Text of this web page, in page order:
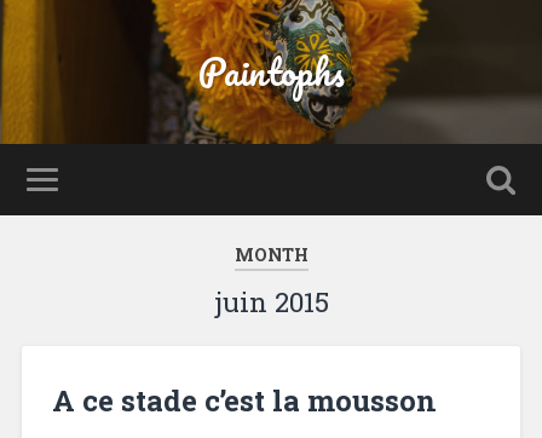
Paintophs
MONTH
juin 2015
A ce stade c’est la mousson